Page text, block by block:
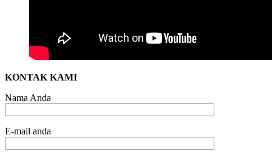
KONTAK KAMI
Nama Anda
E-mail anda